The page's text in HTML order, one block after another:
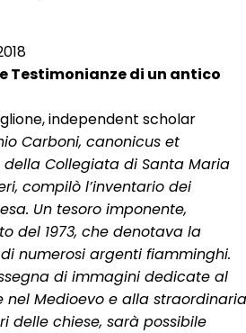
Testimonianze di un antico
independent scholar
Carboni, canonicus et
Collegiata di Santa Maria
compilò l’inventario dei
Un tesoro imponente,
del 1973, che denotava la
numerosi argenti fiamminghi.
di immagini dedicate al
nel Medioevo e alla straordinaria
delle chiese, sarà possibile